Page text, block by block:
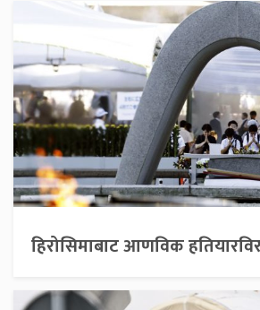
हिरोसिमाबाट आणविक